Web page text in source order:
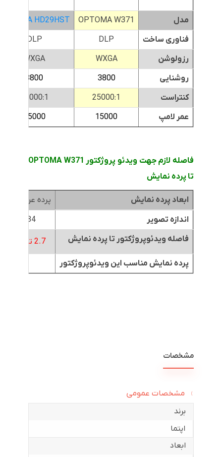
مدل OPTOMA W371
HD29HST
فناوری ساخت
DLP
DLP
رزولوشن
WXGA
WXGA
روشنایی
3800
3800
کنتراست
25000:1
22000:1
عمر لامپ
15000
15000
فاصله لازم جهت ویدئو پروژکتور OPTOMA W371
تا پرده نمایش
ابعاد پرده نمایش
پرده عرض 1.8متر
اندازه تصویر
84 اینچ
فاصله ویدئوپروژکتور تا پرده نمایش
2.7 تا 3.1 متر
پرده نمایش مناسب این ویدئوپروژکتور
مشخصات
مشخصات عمومی
برند
اپتما
ابعاد